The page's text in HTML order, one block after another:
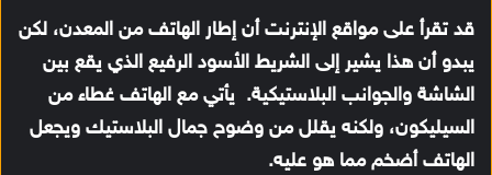
قد تقرأ على مواقع الإنترنت أن إطار الهاتف من المعدن، لكن
يبدو أن هذا يشير إلى الشريط الأسود الرفيع الذي يقع بين
الشاشة والجوانب البلاستيكية. يأتي مع الهاتف غطاء من
السيليكون، ولكنه يقلل من وضوح جمال البلاستيك ويجعل
الهاتف أضخم مما هو عليه.